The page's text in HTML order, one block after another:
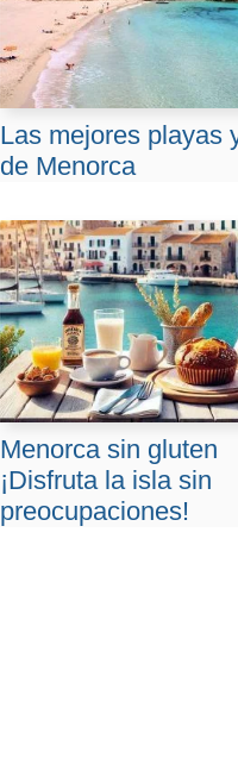
Las mejores playas
de Menorca
Menorca sin gluten
¡Disfruta la isla sin
preocupaciones!